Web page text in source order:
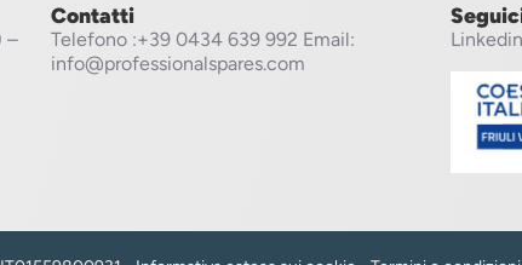
–
Contatti
Telefono :+39 0434 639 992 Email:
info@professionalspares.com
Linkedin